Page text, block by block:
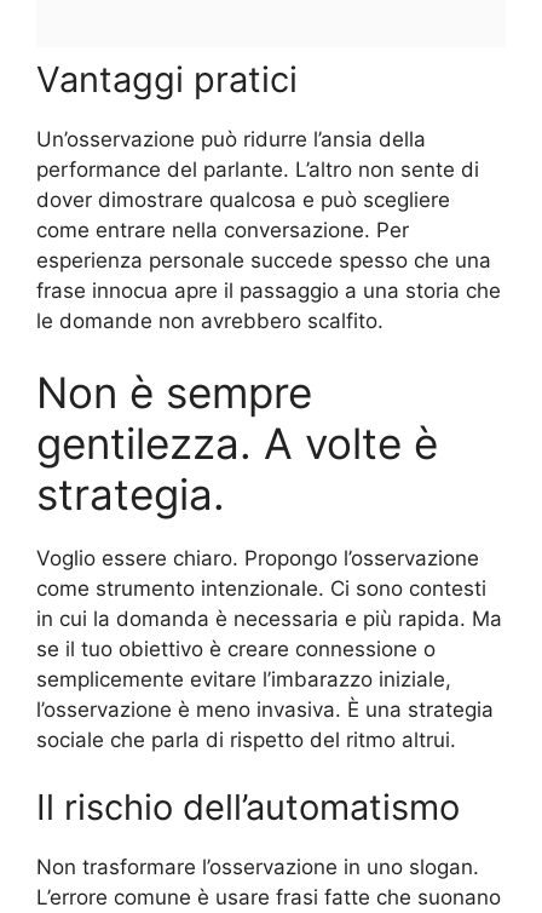
Vantaggi pratici
Un’osservazione può ridurre l’ansia della
performance del parlante. L’altro non sente di
dover dimostrare qualcosa e può scegliere
come entrare nella conversazione. Per
esperienza personale succede spesso che una
frase innocua apre il passaggio a una storia che
le domande non avrebbero scalfito.
Non è sempre
gentilezza. A volte è
strategia.
Voglio essere chiaro. Propongo l’osservazione
come strumento intenzionale. Ci sono contesti
in cui la domanda è necessaria e più rapida. Ma
se il tuo obiettivo è creare connessione o
semplicemente evitare l’imbarazzo iniziale,
l’osservazione è meno invasiva. È una strategia
sociale che parla di rispetto del ritmo altrui.
Il rischio dell’automatismo
Non trasformare l’osservazione in uno slogan.
L’errore comune è usare frasi fatte che suonano